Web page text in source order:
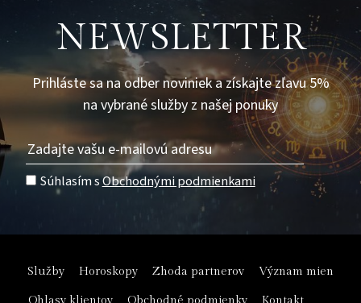
NEWSLETTER
Prihláste sa na odber noviniek a získajte zľavu 5%
na vybrané služby z našej ponuky
Súhlasím sObchodnými podmienkami
Služby Horoskopy Zhoda partnerov Význam mien
Ohlasy klientov Obchodné podmienky Kontakt